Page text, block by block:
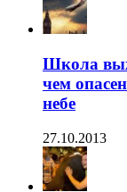
Школа
чем
небе
27.10.2013